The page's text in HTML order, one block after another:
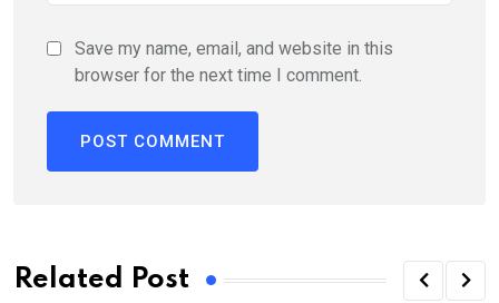
Save my name, email, and website in this
browser for the next time I comment.
Related Post